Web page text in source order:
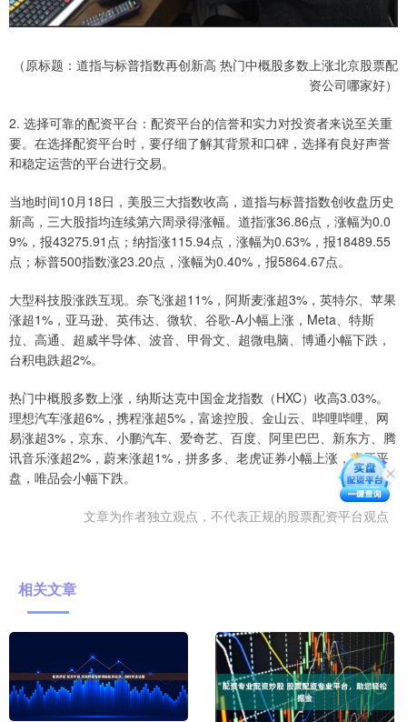
（原标题：道指与标普指数再创新高 热门中概股多数上涨北京股票配
资公司哪家好）
2. 选择可靠的配资平台：配资平台的信誉和实力对投资者来说至关重
要。在选择配资平台时，要仔细了解其背景和口碑，选择有良好声誉
和稳定运营的平台进行交易。
当地时间10月18日，美股三大指数收高，道指与标普指数创收盘历史
新高，三大股指均连续第六周录得涨幅。道指涨36.86点，涨幅为0.0
9%，报43275.91点；纳指涨115.94点，涨幅为0.63%，报18489.55
点；标普500指数涨23.20点，涨幅为0.40%，报5864.67点。
大型科技股涨跌互现。奈飞涨超11%，阿斯麦涨超3%，英特尔、苹果
涨超1%，亚马逊、英伟达、微软、谷歌-A小幅上涨，Meta、特斯
拉、高通、超威半导体、波音、甲骨文、超微电脑、博通小幅下跌，
台积电跌超2%。
热门中概股多数上涨，纳斯达克中国金龙指数（HXC）收高3.03%。
理想汽车涨超6%，携程涨超5%，富途控股、金山云、哔哩哔哩、网
易涨超3%，京东、小鹏汽车、爱奇艺、百度、阿里巴巴、新东方、腾
讯音乐涨超2%，蔚来涨超1%，拼多多、老虎证券小幅上涨，虎牙平
盘，唯品会小幅下跌。
文章为作者独立观点，不代表正规的股票配资平台观点
相关文章